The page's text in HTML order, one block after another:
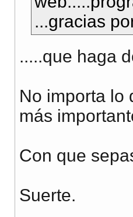
...gracias
.....que haga
No importa lo
más
Con que
Suerte.